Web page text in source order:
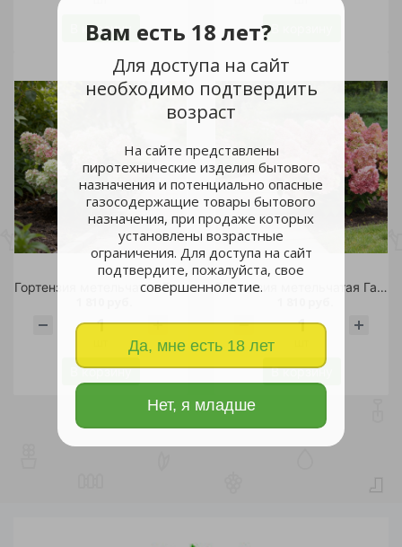
Вам есть 18 лет?
Для доступа на сайт
необходимо подтвердить
возраст
На сайте представлены
пиротехнические изделия бытового
назначения и потенциально опасные
газосодержащие товары бытового
назначения, при продаже которых
установлены возрастные
ограничения. Для доступа на сайт
подтвердите, пожалуйста, свое
совершеннолетие.
Да, мне есть 18 лет
Нет, я младше
В корзину
В корзину
Гортензия метельчатая Гарден Лайтс Пинклайт С2 1шт /Garden Lights Pinklight
В корзину
Гортензия метельчатая Гарден Лайтс Редлайт С2 1шт /Garden Lights Redlight
В корзину